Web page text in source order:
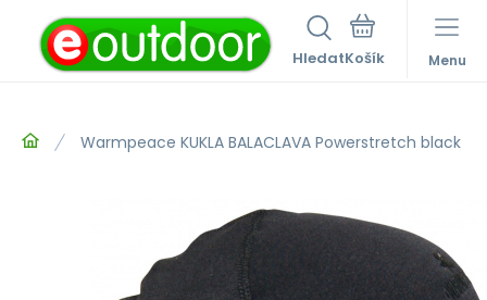
Hledat Menu
Warmpeace KUKLA BALACLAVA Powerstretch black